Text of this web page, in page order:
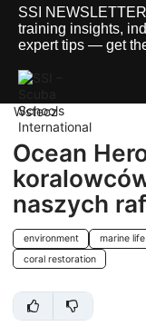
SSI
training insights,
expert tips — get
Wstecz
Ocean
naszych raf
environment marine life
coral restoration